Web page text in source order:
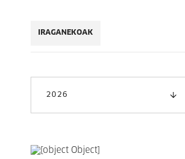
IRAGANEKOAK
2026